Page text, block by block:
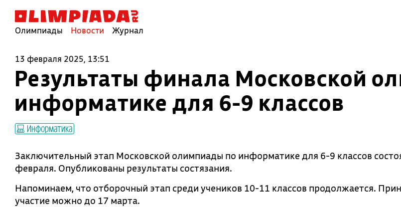
Олимпиады Новости Журнал
13 февраля 2025, 13:51
Результаты финала Московской
информатике для 6-9 классов
Информатика
Заключительный этап Московской олимпиады по информатике для 6-9 классов
февраля. Опубликованы результаты состязания.
Напоминаем, что отборочный этап среди учеников 10-11 классов продолжается.
участие можно до 17 марта.